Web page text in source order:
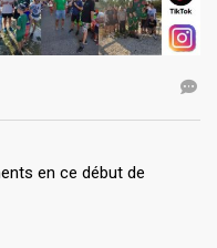
en ce début de